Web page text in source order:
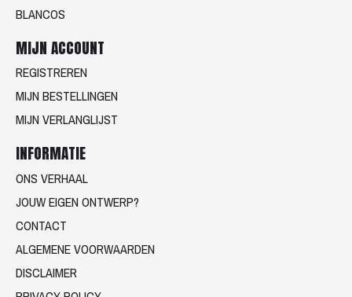
BLANCOS
MIJN ACCOUNT
REGISTREREN
MIJN BESTELLINGEN
MIJN VERLANGLIJST
INFORMATIE
ONS VERHAAL
JOUW EIGEN ONTWERP?
CONTACT
ALGEMENE VOORWAARDEN
DISCLAIMER